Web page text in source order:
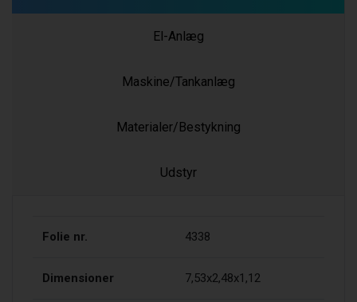
El-Anlæg
Maskine/Tankanlæg
Materialer/Bestykning
Udstyr
Folie nr. 4338
Dimensioner 7,53x2,48x1,12